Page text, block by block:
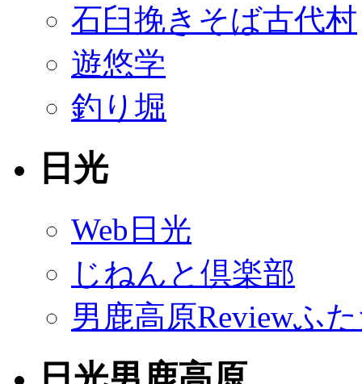
石臼挽きそば古代村
遊悠学
釣り堀
日光
Web日光
じねんと倶楽部
男鹿高原Reviewふ